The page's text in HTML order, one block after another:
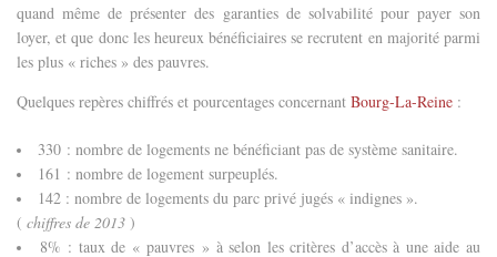
quand même de présenter des garanties de solvabilité pour payer son
loyer, et que donc les heureux bénéficiaires se recrutent en majorité parmi
les plus « riches » des pauvres.
Quelques repères chiffrés et pourcentages concernant Bourg-La-Reine :
330 : nombre de logements ne bénéficiant pas de système sanitaire.
161 : nombre de logement surpeuplés.
142 : nombre de logements du parc privé jugés « indignes ».
( chiffres de 2013 )
8% : taux de « pauvres » à selon les critères d’accès à une aide au